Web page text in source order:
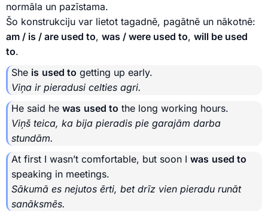
normāla un pazīstama.
Šo konstrukciju var lietot tagadnē, pagātnē un nākotnē:
am / is / are used to, was / were used to, will be used
to.
She is used to getting up early.
Viņa ir pieradusi celties agri.
He said he was used to the long working hours.
Viņš teica, ka bija pieradis pie garajām darba
stundām.
At first I wasn’t comfortable, but soon I was used to
speaking in meetings.
Sākumā es nejutos ērti, bet drīz vien pieradu runāt
sanāksmēs.